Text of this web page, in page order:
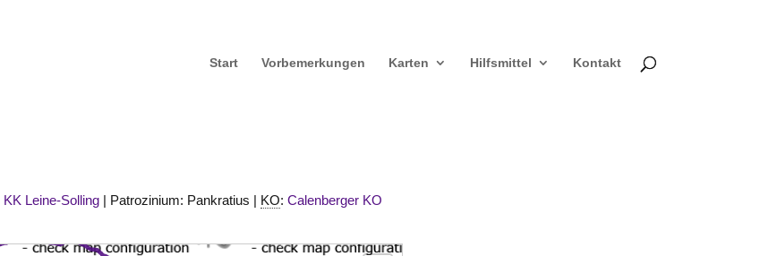
Start Vorbemerkungen Karten Hilfsmittel Kontakt
KK Leine-Solling | Patrozinium: Pankratius | KO:Calenberger KO